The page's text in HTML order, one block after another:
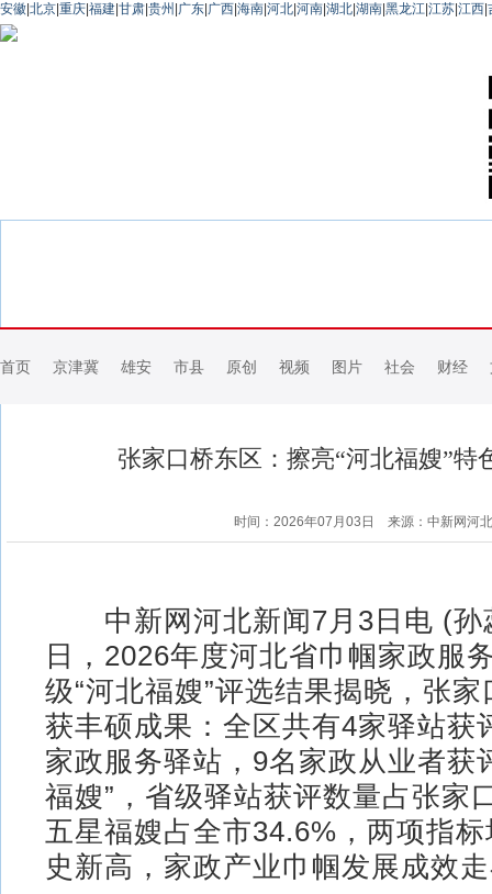
安徽 北京 重庆 福建 甘肃 贵州 广东 广西 海南 河北 河南 湖北 湖南 黑龙江 江苏 江西
首页 京津冀 雄安 市县 原创 视频 图片 社会 财经
张家口桥东区：擦亮“河北福嫂”特
时间：2026年07月03日 来源：中新网河北
中新网河北新闻7月3日电 (孙
日，2026年度河北省巾帼家政服
级“河北福嫂”评选结果揭晓，张
获丰硕成果：全区共有4家驿站获
家政服务驿站，9名家政从业者获
福嫂”，省级驿站获评数量占张家
五星福嫂占全市34.6%，两项指
史新高，家政产业巾帼发展成效